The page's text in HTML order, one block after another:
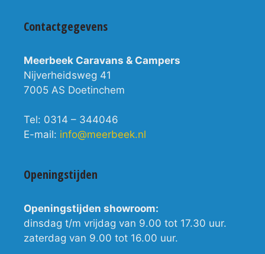
Contactgegevens
Meerbeek Caravans & Campers
Nijverheidsweg 41
7005 AS Doetinchem
Tel: 0314 – 344046
E-mail: info@meerbeek.nl
Openingstijden
Openingstijden showroom:
dinsdag t/m vrijdag van 9.00 tot 17.30 uur.
zaterdag van 9.00 tot 16.00 uur.